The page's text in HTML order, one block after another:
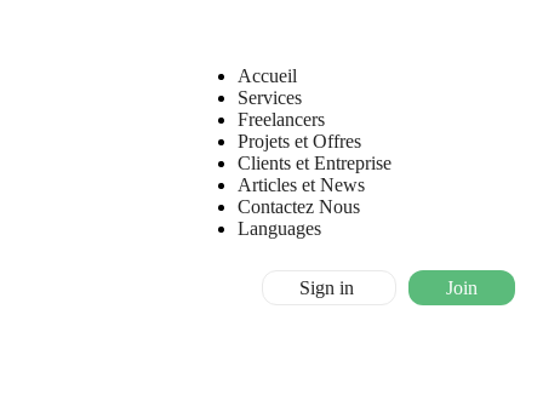
Accueil
Services
Freelancers
Projets et Offres
Clients et Entreprise
Articles et News
Contactez Nous
Languages
Sign in Join